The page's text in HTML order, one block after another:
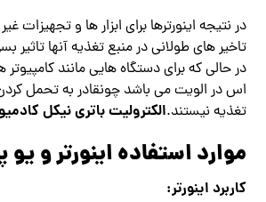
در نتیجه اینورترها برای ابزار ها و
تاخیر های طولانی در منبع تغذیه آنها تاثیر
در حالی که برای دستگاه هایی مانند
اس در الویت می باشد چونقادر به تحمل
تغذیه نیستند.الکترولیت باتری نیکل
موارد استفاده اینورتر و
کاربرد اینورتر: